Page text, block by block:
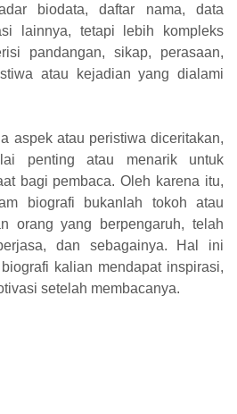
biodata, daftar nama, data
lainnya, tetapi lebih kompleks
pandangan, sikap, perasaan,
atau kejadian yang dialami
aspek atau peristiwa diceritakan,
penting atau menarik untuk
bagi pembaca. Oleh karena itu,
biografi bukanlah tokoh atau
orang yang berpengaruh, telah
dan sebagainya. Hal ini
kalian mendapat inspirasi,
setelah membacanya.